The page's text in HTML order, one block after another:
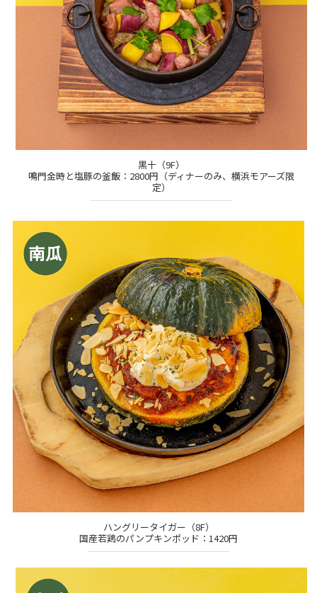
黒十（9F）
鳴門金時と塩豚の釜飯：2800円（ディナーのみ、横浜モアーズ限
定）
ハングリータイガー（8F）
国産若鶏のパンプキンポッド：1420円